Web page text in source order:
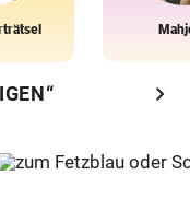
chevron_right